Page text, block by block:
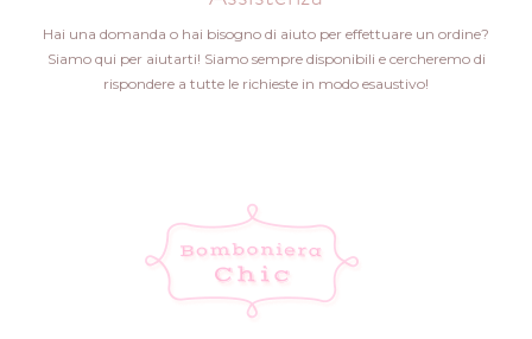
Hai una domanda o hai bisogno di aiuto per effettuare un ordine?
Siamo qui per aiutarti! Siamo sempre disponibili e cercheremo di
rispondere a tutte le richieste in modo esaustivo!